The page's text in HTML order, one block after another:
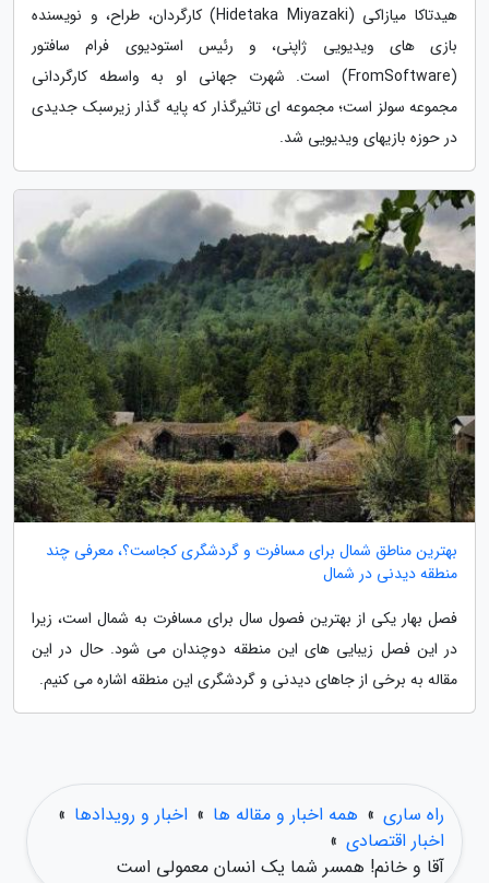
هیدتاکا میازاکی (Hidetaka Miyazaki) کارگردان، طراح، و نویسنده
بازی های ویدیویی ژاپنی، و رئیس استودیوی فرام سافتور
(FromSoftware) است. شهرت جهانی او به واسطه کارگردانی
مجموعه سولز است؛ مجموعه ای تاثیرگذار که پایه گذار زیرسبک جدیدی
در حوزه بازیهای ویدیویی شد.
بهترین مناطق شمال برای مسافرت و گردشگری کجاست؟، معرفی چند
منطقه دیدنی در شمال
فصل بهار یکی از بهترین فصول سال برای مسافرت به شمال است، زیرا
در این فصل زیبایی های این منطقه دوچندان می شود. حال در این
مقاله به برخی از جاهای دیدنی و گردشگری این منطقه اشاره می کنیم.
راه ساری » همه اخبار و مقاله ها » اخبار و رویدادها »
اخبار اقتصادی »
آقا و خانم! همسر شما یک انسان معمولی است